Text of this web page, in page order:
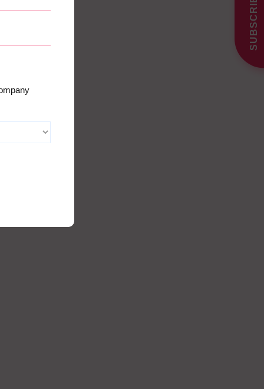
SUBSCRIBE